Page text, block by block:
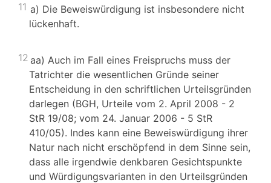
11 a) Die Beweiswürdigung ist insbesondere nicht
lückenhaft.
12 aa) Auch im Fall eines Freispruchs muss der
Tatrichter die wesentlichen Gründe seiner
Entscheidung in den schriftlichen Urteilsgründen
darlegen (BGH, Urteile vom 2. April 2008 - 2
StR 19/08; vom 24. Januar 2006 - 5 StR
410/05). Indes kann eine Beweiswürdigung ihrer
Natur nach nicht erschöpfend in dem Sinne sein,
dass alle irgendwie denkbaren Gesichtspunkte
und Würdigungsvarianten in den Urteilsgründen